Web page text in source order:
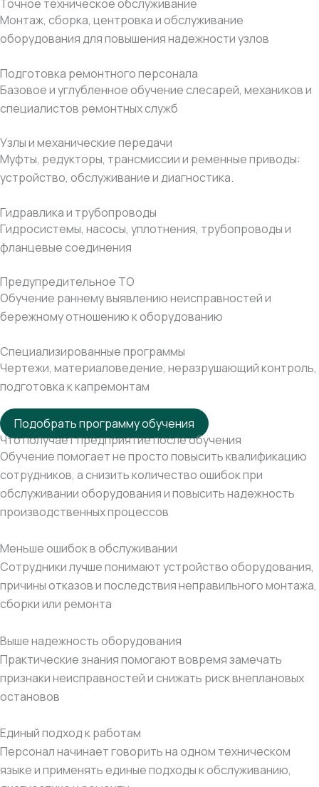
Точное техническое обслуживание
Монтаж, сборка, центровка и обслуживание
оборудования для повышения надежности узлов
Подготовка ремонтного персонала
Базовое и углубленное обучение слесарей, механиков и
специалистов ремонтных служб
Узлы и механические передачи
Муфты, редукторы, трансмиссии и ременные приводы:
устройство, обслуживание и диагностика.
Гидравлика и трубопроводы
Гидросистемы, насосы, уплотнения, трубопроводы и
фланцевые соединения
Предупредительное ТО
Обучение раннему выявлению неисправностей и
бережному отношению к оборудованию
Специализированные программы
Чертежи, материаловедение, неразрушающий контроль,
подготовка к капремонтам
Подобрать программу обучения
Что получает предприятие после обучения
Обучение помогает не просто повысить квалификацию
сотрудников, а снизить количество ошибок при
обслуживании оборудования и повысить надежность
производственных процессов
Меньше ошибок в обслуживании
Сотрудники лучше понимают устройство оборудования,
причины отказов и последствия неправильного монтажа,
сборки или ремонта
Выше надежность оборудования
Практические знания помогают вовремя замечать
признаки неисправностей и снижать риск внеплановых
остановов
Единый подход к работам
Персонал начинает говорить на одном техническом
языке и применять единые подходы к обслуживанию,